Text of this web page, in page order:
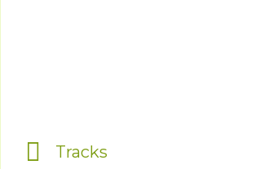
Tracks